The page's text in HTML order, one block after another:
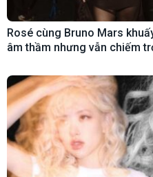
Rosé cùng Bruno Mars
âm thầm nhưng vẫn chiếm